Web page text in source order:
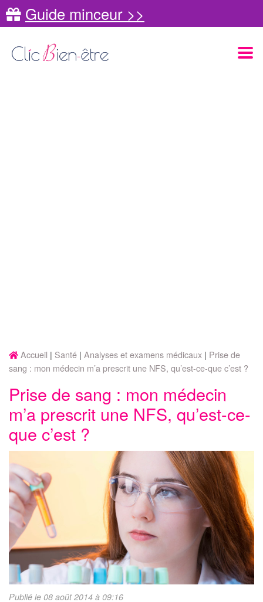
Guide minceur >>
Accueil Santé Analyses et examens médicaux
Prise de
sang : mon médecin m’a prescrit une NFS, qu’est-ce-que c’est ?
Prise de sang : mon médecin
m’a prescrit une NFS, qu’est-ce-
que c’est ?
Publié le 08 août 2014 à 09:16